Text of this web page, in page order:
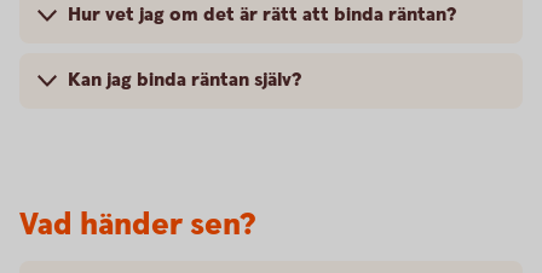
Hur vet jag om det är rätt att binda räntan?
Kan jag binda räntan själv?
Vad händer sen?